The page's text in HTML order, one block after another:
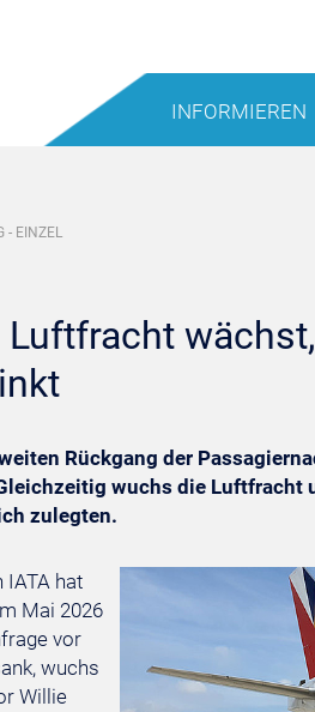
INFORMIEREN
- EINZEL
Luftfracht wächst,
Rückgang der
wuchs die Luftfracht
zulegten.
hat
Mai 2026
vor
wuchs
Willie